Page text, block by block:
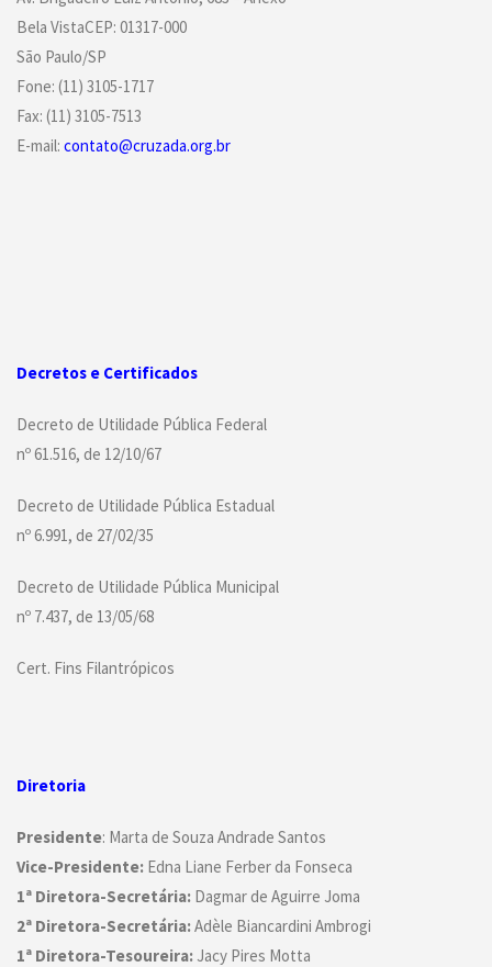
Bela VistaCEP: 01317-000
São Paulo/SP
Fone: (11) 3105-1717
Fax: (11) 3105-7513
E-mail: contato@cruzada.org.br
Decretos e Certificados
Decreto de Utilidade Pública Federal
nº 61.516, de 12/10/67
Decreto de Utilidade Pública Estadual
nº 6.991, de 27/02/35
Decreto de Utilidade Pública Municipal
nº 7.437, de 13/05/68
Cert. Fins Filantrópicos
Diretoria
Presidente: Marta de Souza Andrade Santos
Vice-Presidente: Edna Liane Ferber da Fonseca
1ª Diretora-Secretária: Dagmar de Aguirre Joma
2ª Diretora-Secretária:Adèle Biancardini Ambrogi
1ª Diretora-Tesoureira: Jacy Pires Motta